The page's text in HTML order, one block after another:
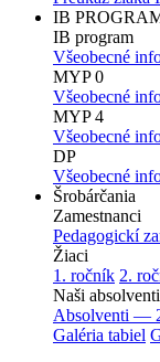
IB
IB program
Všeobecné
MYP 0
Všeobecné
MYP 4
Všeobecné
DP
Všeobecné
Šrobárčania
Zamestnanci
Pedagogickí
Žiaci
1. ročník 2.
Naši absolventi
Absolventi —
Galéria tabiel